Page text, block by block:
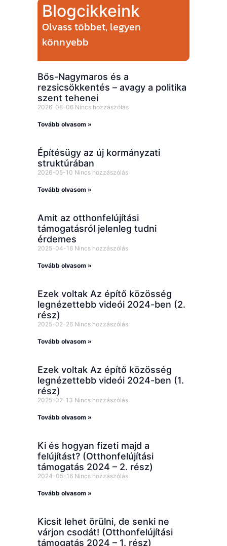
Blogcikkeink
Olvass többet, legyen
könnyebb
Bős-Nagymaros és a
rezsicsökkentés – avagy a politika
szent tehenei
2026-08-06 Nincs hozzászólás
Tovább olvasom »
Építésügy az új kormányzati
struktúrában
2026-05-10 Nincs hozzászólás
Tovább olvasom »
Amit az otthonfelújítási
támogatásról jelenleg tudni
érdemes
2025-04-16 Nincs hozzászólás
Tovább olvasom »
Ezek voltak Az építő közösség
legnézettebb videói 2024-ben (2.
rész)
2025-02-26 Nincs hozzászólás
Tovább olvasom »
Ezek voltak Az építő közösség
legnézettebb videói 2024-ben (1.
rész)
2025-02-13 Nincs hozzászólás
Tovább olvasom »
Ki és hogyan fizeti majd a
felújítást? (Otthonfelújítási
támogatás 2024 – 2. rész)
2024-05-16 Nincs hozzászólás
Tovább olvasom »
Kicsit lehet örülni, de senki ne
várjon csodát! (Otthonfelújítási
támogatás 2024 – 1. rész)